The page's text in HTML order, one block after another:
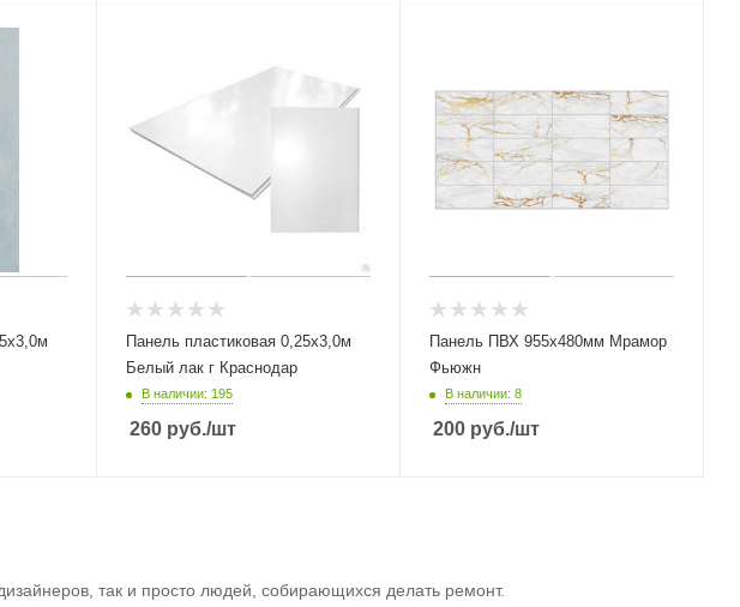
Панель пластиковая 0,25х3,0м
Белый лак г Краснодар
В наличии: 195
260 руб./шт
Панель ПВХ 955х480мм Мрамор
Фьюжн
В наличии: 8
200 руб./шт
так и просто людей, собирающихся делать ремонт.